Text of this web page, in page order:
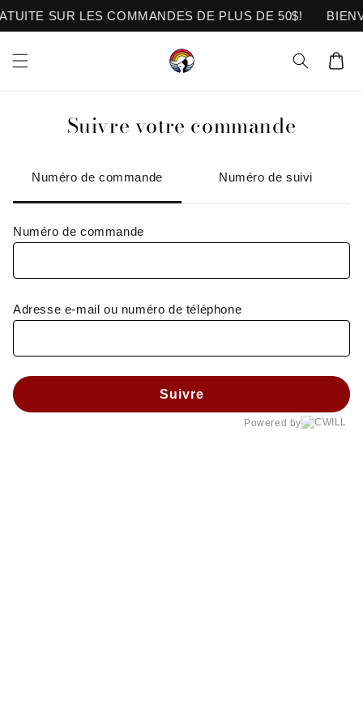
passer
au
SUR LES COMMANDES DE PLUS DE 50$!
Panier
Suivre votre commande
Numéro de commande Numéro de suivi
Numéro de commande
Adresse e-mail ou numéro de téléphone
Suivre
Powered by